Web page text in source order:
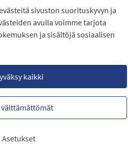
sivuston suorituskyvyn ja
avulla voimme tarjota
ja sisältöjä sosiaalisen
kaikki
välttämättömät
Asetukset
Usein kysytyt kysymykset
Lataa avoimet datatiedostot
luotuvapaan ohjelmiston